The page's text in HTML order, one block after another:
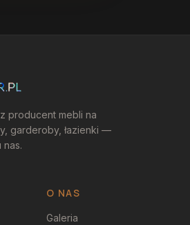
producent mebli na
garderoby, łazienki —
nas.
O NAS
Galeria